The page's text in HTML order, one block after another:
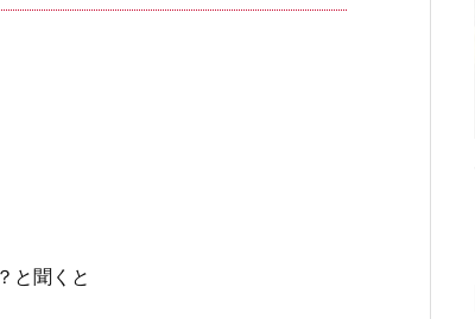
と聞くと